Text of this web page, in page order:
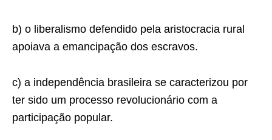
b) o liberalismo defendido pela aristocracia rural
apoiava a emancipação dos escravos.
c) a independência brasileira se caracterizou por
ter sido um processo revolucionário com a
participa­ção popular.